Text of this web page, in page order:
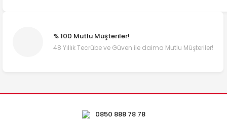
% 100 Mutlu Müşteriler!
48 Yıllık Tecrübe ve Güven ile daima Mutlu Müşteriler!
0850 888 78 78